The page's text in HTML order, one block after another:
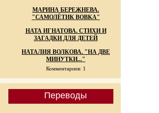
МАРИНА БЕРЕЖНЕВА.
"САМОЛЁТИК ВОВКА"
НАТА ИГНАТОВА. СТИХИ И
ЗАГАДКИ ДЛЯ ДЕТЕЙ
НАТАЛИЯ ВОЛКОВА. "НА ДВЕ
МИНУТКИ..."
Комментариев: 1
Переводы